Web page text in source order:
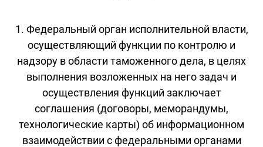
1. Федеральный орган исполнительной власти,
осуществляющий функции по контролю и
надзору в области таможенного дела, в целях
выполнения возложенных на него задач и
осуществления функций заключает
соглашения (договоры, меморандумы,
технологические карты) об информационном
взаимодействии с федеральными органами